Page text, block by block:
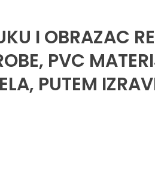
I OBRAZAC
PVC
PUTEM